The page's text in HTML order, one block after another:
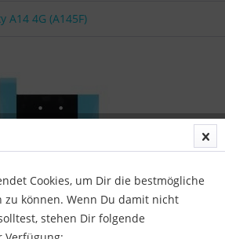
A14 4G (A145F)
Cookies, um Dir die bestmögliche
zu können. Wenn Du damit nicht
stehen Dir folgende